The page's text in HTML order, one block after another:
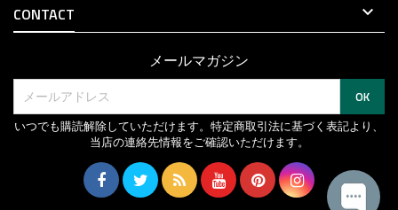
CONTACT 
メールマガジン
いつでも購読解除していただけます。特定商取引法に基づく表記より、
当店の連絡先情報をご確認いただけます。